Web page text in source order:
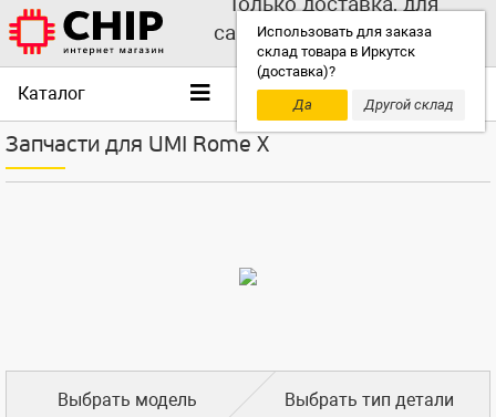
Использовать для заказа
склад товара в Иркутск
(доставка)?
Да
Другой склад
самовывоза выбирайте
другой склад!
Каталог
Запчасти для UMI Rome X
Выбрать модель Выбрать тип детали